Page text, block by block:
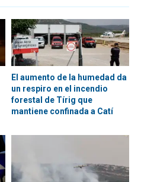
El aumento de la humedad da
un respiro en el incendio
forestal de Tírig que
mantiene confinada a Catí